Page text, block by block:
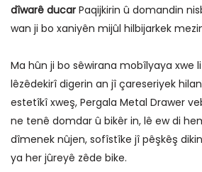
dîwarê ducar Paqijkirin û domandin
wan ji bo xaniyên mijûl hilbijarkek
Ma hûn ji bo sêwirana mobîlyaya xwe
lêzêdekirî digerin an jî çareseriyek
estetîkî xweş, Pergala Metal Drawer
ne tenê domdar û bikêr in, lê ew di
dîmenek nûjen, sofîstîke jî pêşkêş
ya her jûreyê zêde bike.